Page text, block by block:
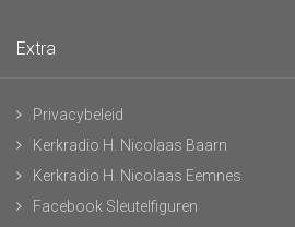
Extra
Privacybeleid
Kerkradio H. Nicolaas Baarn
Kerkradio H. Nicolaas Eemnes
Facebook Sleutelfiguren